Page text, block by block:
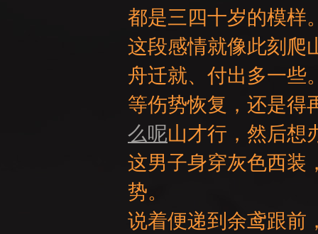
都是三四十岁的模样
这段感情就像此刻爬
舟迁就、付出多一些
等伤势恢复，还是得
么呢山才行，然后想
这男子身穿灰色西装
势。
说着便递到余鸢跟前